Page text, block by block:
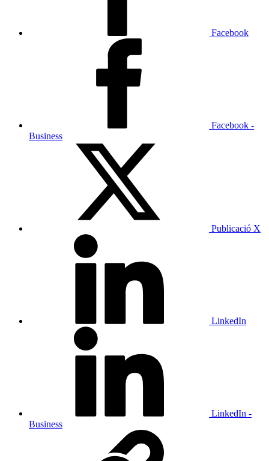
Facebook
Facebook -
Business
Publicació X
LinkedIn
LinkedIn -
Business